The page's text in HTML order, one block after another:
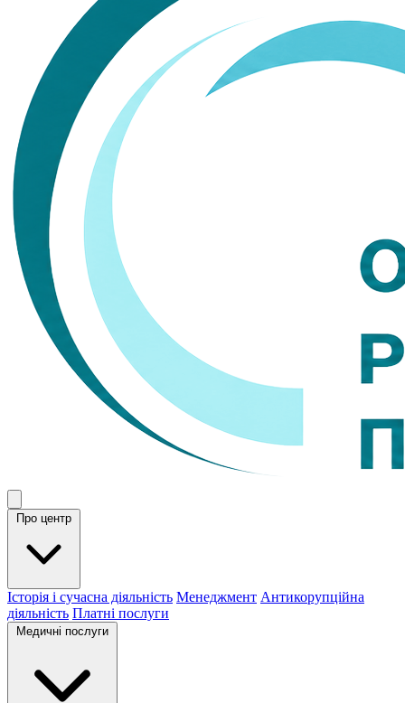
Про центр
Історія і сучасна діяльність Менеджмент Антикорупційна
діяльність Платні послуги
Медичні послуги